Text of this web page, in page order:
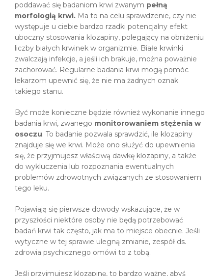
poddawać się badaniom krwi zwanym pełną
morfologią krwi. Ma to na celu sprawdzenie, czy nie
występuje u ciebie bardzo rzadki potencjalny efekt
uboczny stosowania klozapiny, polegający na obniżeniu
liczby białych krwinek w organizmie. Białe krwinki
zwalczają infekcje, a jeśli ich brakuje, można poważnie
zachorować. Regularne badania krwi mogą pomóc
lekarzom upewnić się, że nie ma żadnych oznak
takiego stanu.
Być może konieczne będzie również wykonanie innego
badania krwi, zwanego monitorowaniem stężenia w
osoczu. To badanie pozwala sprawdzić, ile klozapiny
znajduje się we krwi. Może ono służyć do upewnienia
się, że przyjmujesz właściwą dawkę klozapiny, a także
do wykluczenia lub rozpoznania ewentualnych
problemów zdrowotnych związanych ze stosowaniem
tego leku.
Pojawiają się pierwsze dowody wskazujące, że w
przyszłości niektóre osoby nie będą potrzebować
badań krwi tak często, jak ma to miejsce obecnie. Jeśli
wytyczne w tej sprawie ulegną zmianie, zespół ds.
zdrowia psychicznego omówi to z tobą.
Jeśli przyjmujesz klozapinę, to bardzo ważne, abyś